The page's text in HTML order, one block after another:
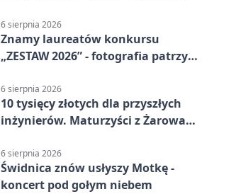
6 sierpnia 2026
Znamy laureatów konkursu
„ZESTAW 2026” - fotografia patrzy
6 sierpnia 2026
10 tysięcy złotych dla przyszłych
inżynierów. Maturzyści z Żarowa
6 sierpnia 2026
Świdnica znów usłyszy Motkę -
koncert pod gołym niebem